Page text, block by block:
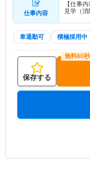
仕事内容
【仕事
見学（
車通勤可 積極採用中
保存する